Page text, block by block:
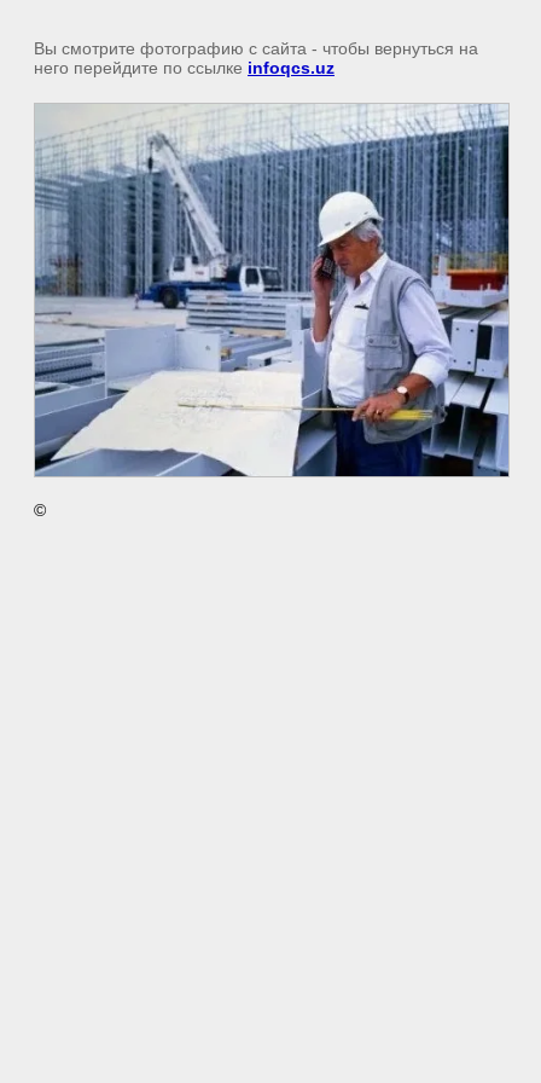
Вы смотрите фотографию с сайта - чтобы вернуться на
него перейдите по ссылке infoqcs.uz
©